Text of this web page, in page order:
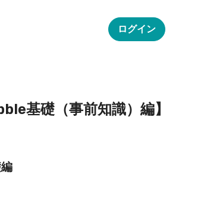
ログイン
基礎（事前知識）編】